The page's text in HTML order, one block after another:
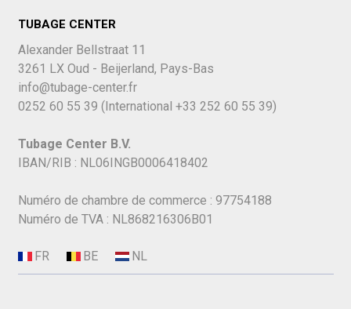
TUBAGE CENTER
Alexander Bellstraat 11
3261 LX Oud - Beijerland, Pays-Bas
info@tubage-center.fr
0252 60 55 39 (International +33 252 60 55 39)
Tubage Center B.V.
IBAN/RIB : NL06INGB0006418402
Numéro de chambre de commerce : 97754188
Numéro de TVA : NL868216306B01